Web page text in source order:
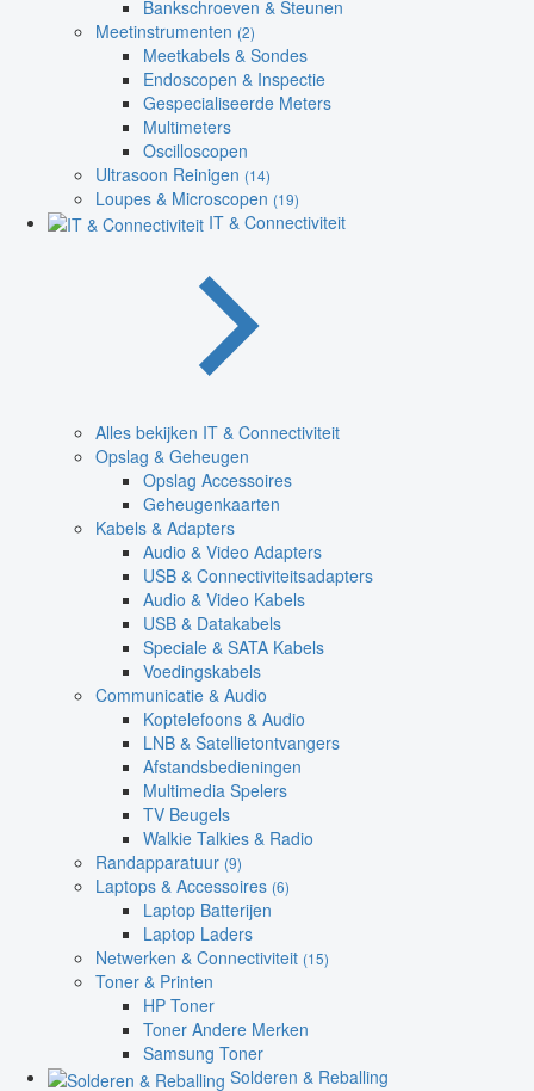
Bankschroeven & Steunen
Meetinstrumenten (2)
Meetkabels & Sondes
Endoscopen & Inspectie
Gespecialiseerde Meters
Multimeters
Oscilloscopen
Ultrasoon Reinigen (14)
Loupes & Microscopen (19)
IT & Connectiviteit
Alles bekijken IT & Connectiviteit
Opslag & Geheugen
Opslag Accessoires
Geheugenkaarten
Kabels & Adapters
Audio & Video Adapters
USB & Connectiviteitsadapters
Audio & Video Kabels
USB & Datakabels
Speciale & SATA Kabels
Voedingskabels
Communicatie & Audio
Koptelefoons & Audio
LNB & Satellietontvangers
Afstandsbedieningen
Multimedia Spelers
TV Beugels
Walkie Talkies & Radio
Randapparatuur (9)
Laptops & Accessoires (6)
Laptop Batterijen
Laptop Laders
Netwerken & Connectiviteit (15)
Toner & Printen
HP Toner
Toner Andere Merken
Samsung Toner
Solderen & Reballing